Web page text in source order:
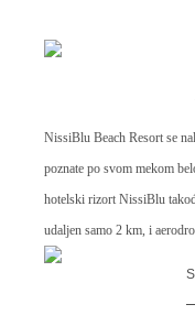
NissiBlu Beach Resort se
poznate po svom mekom
hotelski rizort NissiBlu
udaljen samo 2 km, i